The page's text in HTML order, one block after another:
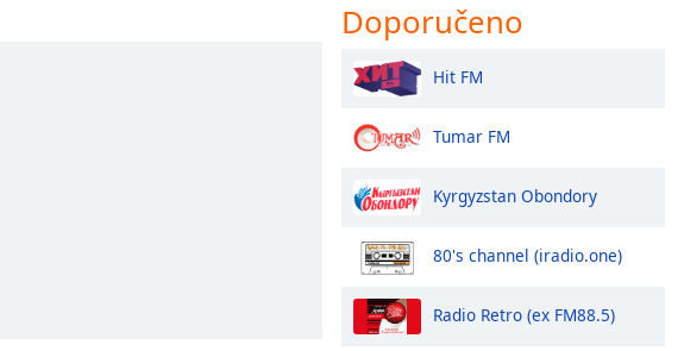
Doporučeno
Hit FM
Tumar FM
Kyrgyzstan Obondory
80's channel (iradio.one)
Radio Retro (ex FM88.5)